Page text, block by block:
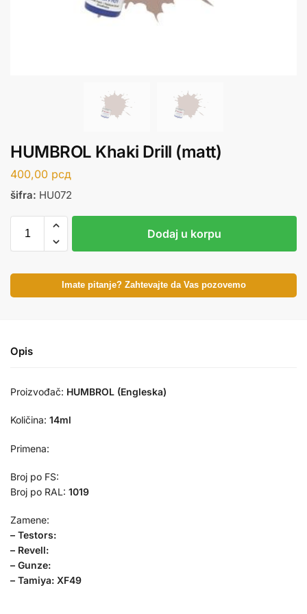
HUMBROL Khaki Drill (matt)
400,00 рсд
šifra: HU072
Dodaj u korpu
Imate pitanje? Zahtevajte da Vas pozovemo
Opis
Proizvođač: HUMBROL (Engleska)
Količina: 14ml
Primena:
Broj po FS:
Broj po RAL: 1019
Zamene:
– Testors:
– Revell:
– Gunze:
– Tamiya: XF49